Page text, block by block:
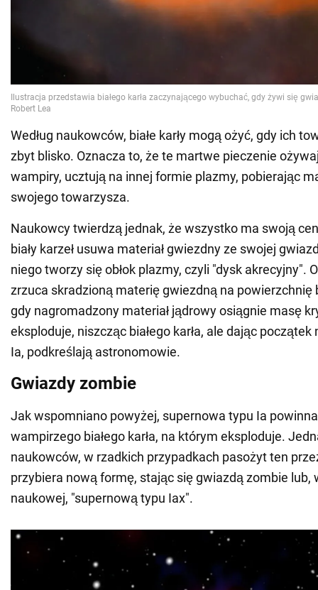
Według naukowców, białe karły mogą ożyć, gdy ich
zbyt blisko. Oznacza to, że te martwe pieczenie
wampiry, ucztują na innej formie plazmy, pobierając
swojego towarzysza.
Naukowcy twierdzą jednak, że wszystko ma swoją
biały karzeł usuwa materiał gwiezdny ze swojej
niego tworzy się obłok plazmy, czyli "dysk akrecyjny".
zrzuca skradzioną materię gwiezdną na powierzchnię
gdy nagromadzony materiał jądrowy osiągnie masę
eksploduje, niszcząc białego karła, ale dając
Ia, podkreślają astronomowie.
Gwiazdy zombie
Jak wspomniano powyżej, supernowa typu Ia
wampirzego białego karła, na którym eksploduje.
naukowców, w rzadkich przypadkach pasożyt ten
przybiera nową formę, stając się gwiazdą zombie lub,
naukowej, "supernową typu Iax".